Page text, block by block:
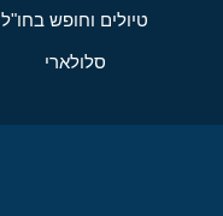
טיולים וחופש בחו"ל
סלולארי